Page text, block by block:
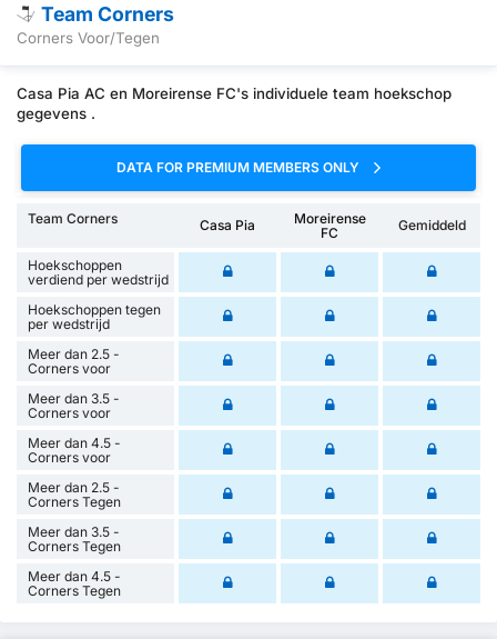
Team Corners
Corners Voor/Tegen
Casa Pia AC en Moreirense FC's individuele team hoekschop
gegevens .
DATA FOR PREMIUM MEMBERS ONLY
Team Corners Casa Pia
Moreirense
FC
Gemiddeld
Hoekschoppen
verdiend per wedstrijd
Hoekschoppen tegen
per wedstrijd
Meer dan 2.5 -
Corners voor
Meer dan 3.5 -
Corners voor
Meer dan 4.5 -
Corners voor
Meer dan 2.5 -
Corners Tegen
Meer dan 3.5 -
Corners Tegen
Meer dan 4.5 -
Corners Tegen